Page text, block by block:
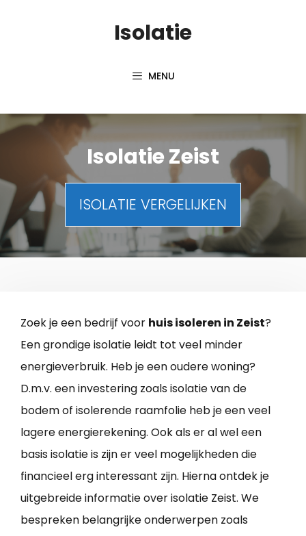
Isolatie
MENU
Isolatie Zeist
ISOLATIE VERGELIJKEN
Zoek je een bedrijf voor huis isoleren in Zeist?
Een grondige isolatie leidt tot veel minder
energieverbruik. Heb je een oudere woning?
D.m.v. een investering zoals isolatie van de
bodem of isolerende raamfolie heb je een veel
lagere energierekening. Ook als er al wel een
basis isolatie is zijn er veel mogelijkheden die
financieel erg interessant zijn. Hierna ontdek je
uitgebreide informatie over isolatie Zeist. We
bespreken belangrijke onderwerpen zoals